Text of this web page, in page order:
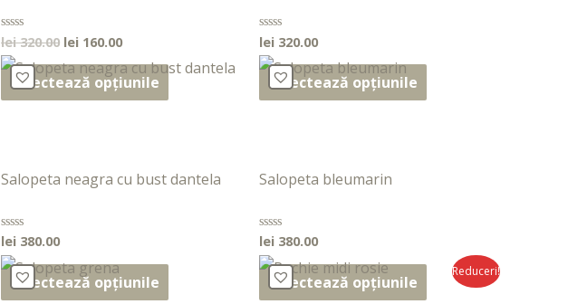
Evaluat
la
0
din
lei320.00 lei160.00
Selectează opțiunile
Evaluat
la
0
din
lei 320.00
Selectează opțiunile
Salopeta neagra cu bust dantela
Evaluat
0
din
lei380.00
Selectează opțiunile
Salopeta bleumarin
Evaluat
0
din
lei 380.00
Selectează opțiunile
Reduceri!